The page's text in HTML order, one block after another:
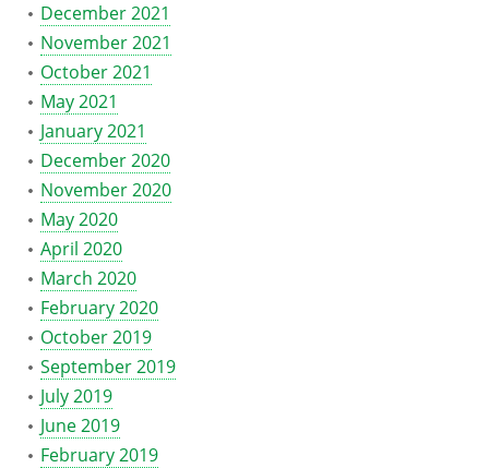
December 2021
November 2021
October 2021
May 2021
January 2021
December 2020
November 2020
May 2020
April 2020
March 2020
February 2020
October 2019
September 2019
July 2019
June 2019
February 2019